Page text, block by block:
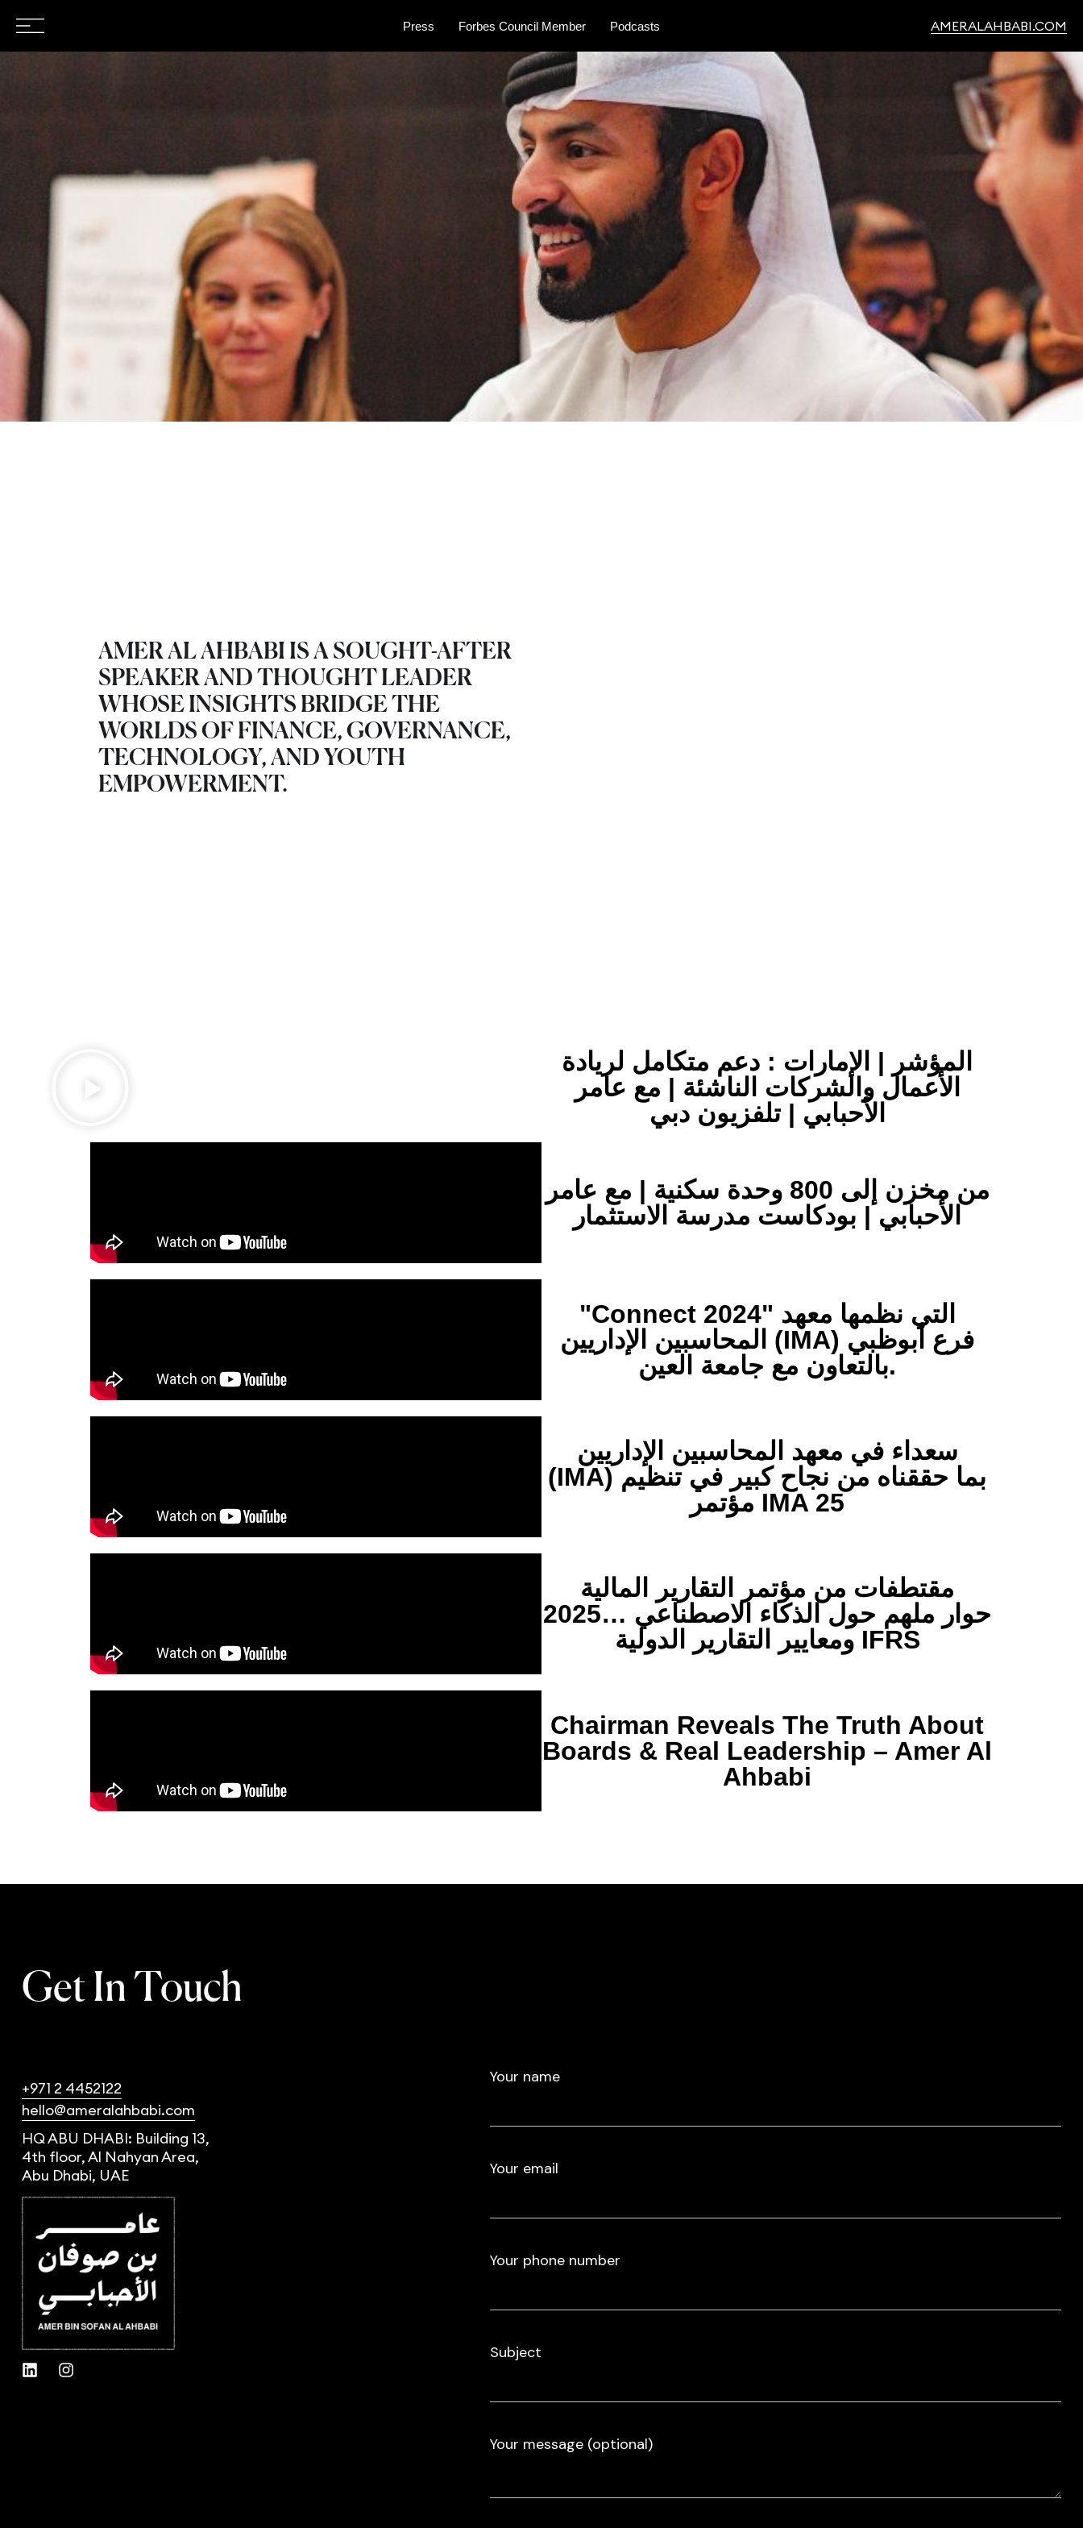
Press Forbes Council Member Podcasts AMERALAHBABI.COM
AMER AL AHBABI IS A SOUGHT-AFTER
SPEAKER AND THOUGHT LEADER
WHOSE INSIGHTS BRIDGE THE
WORLDS OF FINANCE, GOVERNANCE,
TECHNOLOGY, AND YOUTH
EMPOWERMENT.
المؤشر | الإمارات : دعم متكامل لريادة
الأعمال والشركات الناشئة | مع عامر
الأحبابي | تلفزيون دبي
من مخزن إلى 800 وحدة سكنية | مع عامر
الأحبابي | بودكاست مدرسة الاستثمار
"Connect 2024" التي نظمها معهد
المحاسبين الإداريين (IMA) فرع أبوظبي
بالتعاون مع جامعة العين.
سعداء في معهد المحاسبين الإداريين
(IMA) بما حققناه من نجاح كبير في تنظيم
مؤتمر IMA 25
مقتطفات من مؤتمر التقارير المالية
2025… حوار ملهم حول الذكاء الاصطناعي
ومعايير التقارير الدولية IFRS
Chairman Reveals The Truth About
Boards & Real Leadership – Amer Al
Ahbabi
Get In Touch
+971 2 4452122
hello@ameralahbabi.com
HQ ABU DHABI: Building 13,
4th floor, Al Nahyan Area,
Abu Dhabi, UAE
Your name
Your email
Your phone number
Subject
Your message (optional)